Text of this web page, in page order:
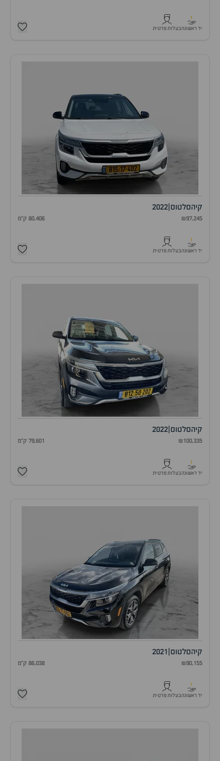
1
יד ראשונהבעלות פרטית
קיהסלטוס 2022
₪97,245 80,406 ק"מ
1
יד ראשונהבעלות פרטית
קיהסלטוס 2022
₪100,335 79,601 ק"מ
1
יד ראשונהבעלות פרטית
קיהסלטוס 2021
₪90,155 86,038 ק"מ
1
יד ראשונהבעלות פרטית